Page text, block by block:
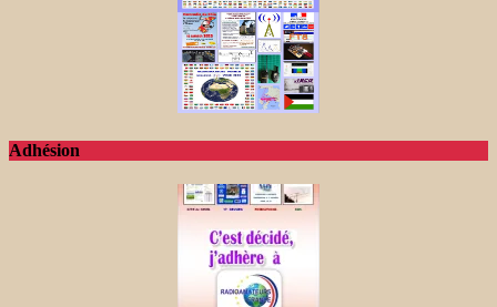
Adhésion